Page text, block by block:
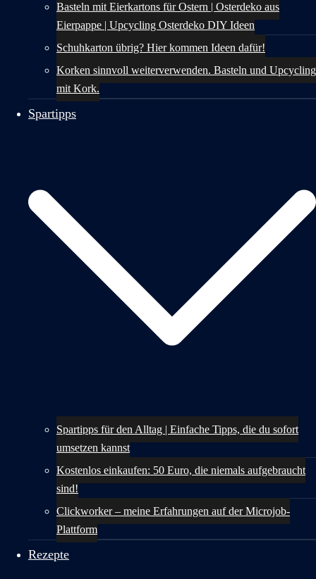
Basteln mit Eierkartons für Ostern | Osterdeko aus
Eierpappe | Upcycling Osterdeko DIY Ideen
Schuhkarton übrig? Hier kommen Ideen dafür!
Korken sinnvoll weiterverwenden. Basteln und Upcycling
mit Kork.
Spartipps
Spartipps für den Alltag | Einfache Tipps, die du sofort
umsetzen kannst
Kostenlos einkaufen: 50 Euro, die niemals aufgebraucht
sind!
Clickworker – meine Erfahrungen auf der Microjob-
Plattform
Rezepte